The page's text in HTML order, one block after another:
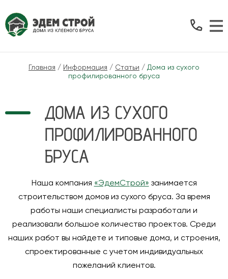
Главная / Информация / Статьи / Дома из сухого
профилированного бруса
ДОМА ИЗ СУХОГО
ПРОФИЛИРОВАННОГО
БРУСА
Наша компания «ЭдемСтрой» занимается
строительством домов из сухого бруса. За время
работы наши специалисты разработали и
реализовали большое количество проектов. Среди
наших работ вы найдете и типовые дома, и строения,
спроектированные с учетом индивидуальных
пожеланий клиентов.